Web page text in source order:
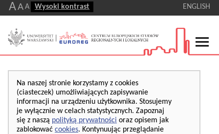
AA A Wysoki kontrast ENGLISH
Na naszej stronie korzystamy z cookies
(ciasteczek) umożliwiających zapisywanie
informacji na urządzeniu użytkownika. Stosujemy
je wyłącznie w celach statystycznych. Zapoznaj
się z naszą polityką prywatności oraz opisem jak
zablokować cookies. Kontynuując przeglądanie